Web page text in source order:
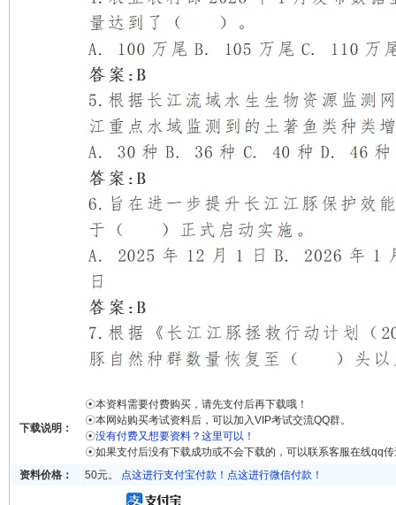
下载说明：
☉本资料需要付费购买，请先支付后再下载哦！
☉本网站购买考试资料后，可以加入VIP考试交流QQ群。
☉没有付费又想要资料？这里可以！
☉如果支付后没有下载成功或不会下载的，可以联系客服在线qq
资料价格：
50元。 点这进行支付宝付款！ 点这进行微信付款！